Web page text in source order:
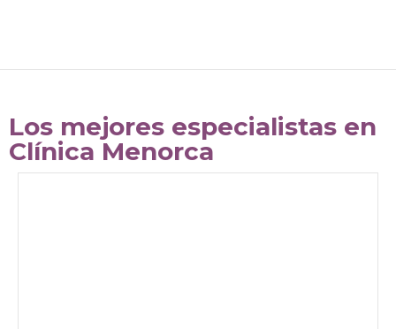
Los mejores especialistas en
Clínica Menorca